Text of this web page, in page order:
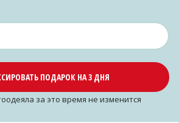
ПОДАРОК НА 3 ДНЯ
за это время не изменится